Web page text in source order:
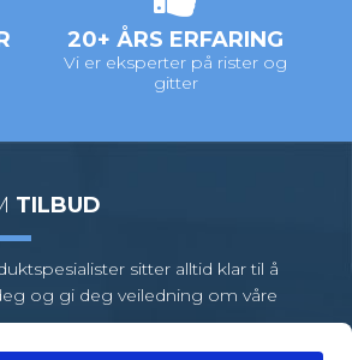
20+ ÅRS ERFARING
Vi er eksperter på rister og
gitter
TILBUD
sitter alltid klar til å
og gi deg veiledning om våre
stort utvalg av standardrister,